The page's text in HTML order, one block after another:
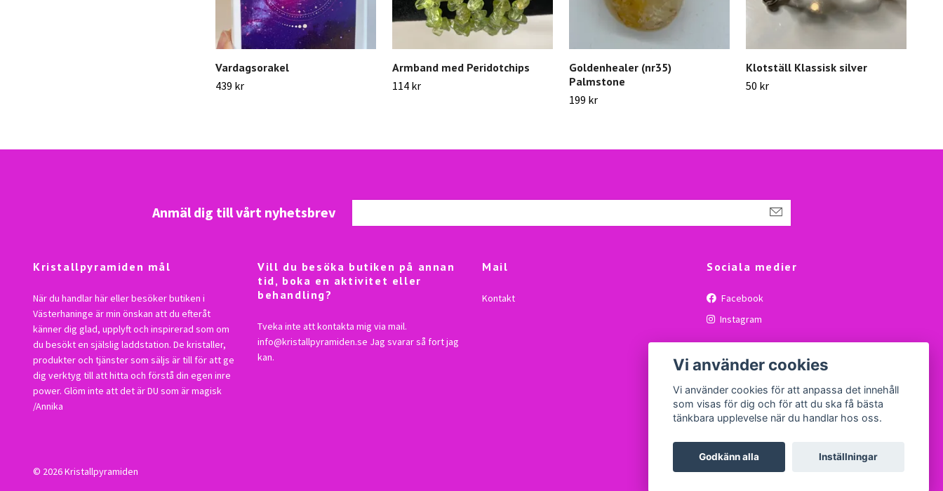
Vardagsorakel
439 kr
Armband med Peridotchips
114 kr
Goldenhealer (nr35)
Palmstone
199 kr
Klotställ Klassisk silver
50 kr
Anmäl dig till vårt nyhetsbrev
Kristallpyramiden mål
När du handlar här eller besöker butiken i
Västerhaninge är min önskan att du efteråt
känner dig glad, upplyft och inspirerad som om
du besökt en själslig laddstation. De kristaller,
produkter och tjänster som säljs är till för att ge
dig verktyg till att hitta och förstå din egen inre
power. Glöm inte att det är DU som är magisk
/Annika
Vill du besöka butiken på annan
tid, boka en aktivitet eller
behandling?
Tveka inte att kontakta mig via mail.
info@kristallpyramiden.se Jag svarar så fort jag
kan.
Mail
Kontakt
Sociala medier
Facebook
Instagram
© 2026 Kristallpyramiden
Vi använder cookies
Vi använder cookies för att anpassa det innehåll
som visas för dig och för att du ska få bästa
tänkbara upplevelse när du handlar hos oss.
Godkänn alla Inställningar